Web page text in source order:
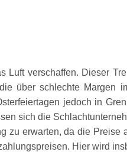
verschaffen. Dieser
über schlechte Margen
jedoch in
sich die
erwarten, da die Preise
Hier wird